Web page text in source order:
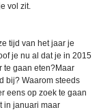
vol zit.
tijd van het jaar je
je nu al dat je in 2015
te gaan eten?Maar
bij? Waarom steeds
eens op zoek te gaan
in januari maar